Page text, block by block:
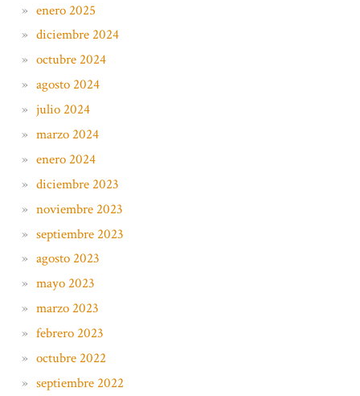
enero 2025
diciembre 2024
octubre 2024
agosto 2024
julio 2024
marzo 2024
enero 2024
diciembre 2023
noviembre 2023
septiembre 2023
agosto 2023
mayo 2023
marzo 2023
febrero 2023
octubre 2022
septiembre 2022